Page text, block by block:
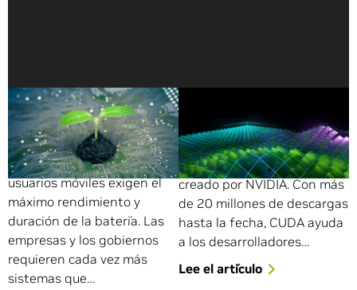
¿Qué Es la Computación
Verde?
Todo el mundo quiere una
computación verde. Los
usuarios móviles exigen el
máximo rendimiento y
duración de la batería. Las
empresas y los gobiernos
requieren cada vez más
sistemas que…
CUDA es una plataforma de
computación paralela y un
modelo de programación
creado por NVIDIA. Con más
de 20 millones de descargas
hasta la fecha, CUDA ayuda
a los desarrolladores…
Lee el artículo